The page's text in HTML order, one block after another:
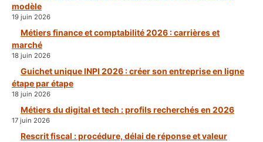
modèle
19 juin 2026
Métiers finance et comptabilité 2026 : carrières et
marché
18 juin 2026
Guichet unique INPI 2026 : créer son entreprise en ligne
étape par étape
18 juin 2026
Métiers du digital et tech : profils recherchés en 2026
17 juin 2026
Rescrit fiscal : procédure, délai de réponse et valeur